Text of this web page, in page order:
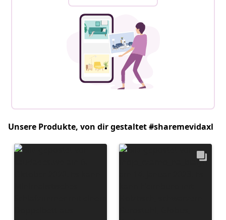
Unsere Produkte, von dir gestaltet #sharemevidaxl